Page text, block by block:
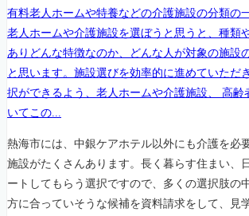
有料老人ホームや特養などの介護施設の分類の
老人ホームや介護施設を選ぼうと思うと、種類
ありどんな特徴なのか、どんな人が対象の施設
と思います。施設選びを効率的に進めていただ
択ができるよう、老人ホームや介護施設、 高齢
いてこの...
熱海市には、中銀ケアホテル以外にも介護を必
施設がたくさんあります。長く暮らす住まい、
ートしてもらう選択ですので、多くの選択肢の
方に合っていそうな候補を資料請求をして、見